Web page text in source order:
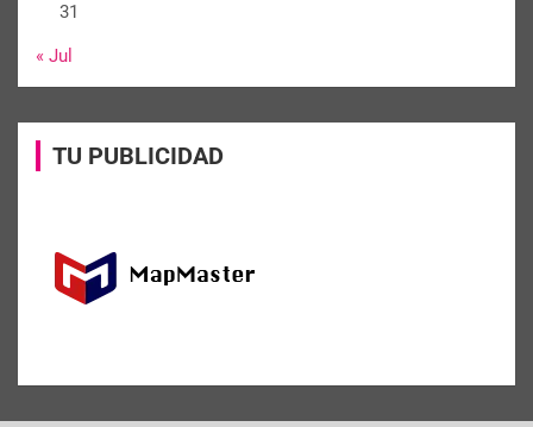
31
« Jul
TU PUBLICIDAD